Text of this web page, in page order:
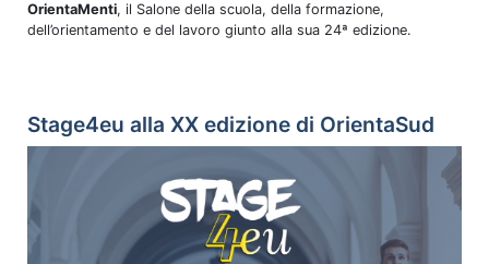
OrientaMenti, il Salone della scuola, della formazione,
dell’orientamento e del lavoro giunto alla sua 24ª edizione.
Stage4eu alla XX edizione di OrientaSud